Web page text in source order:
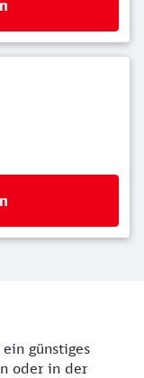
günstiges
oder in der